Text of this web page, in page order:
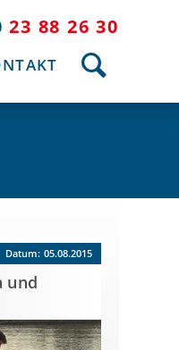
23 88 26 30
Datum: 05.08.2015
und